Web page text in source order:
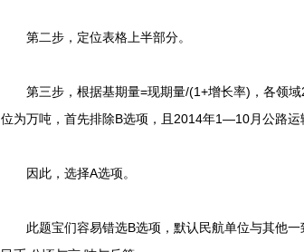
第二步，定位表格上半部分。
第三步，根据基期量=现期量/(1+增长率)，各领域
位为万吨，首先排除B选项，且2014年1—10月公路
因此，选择A选项。
此题宝们容易错选B选项，默认民航单位与其他一